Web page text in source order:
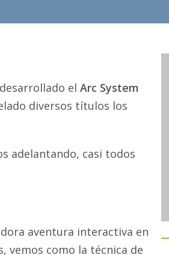
el Arc System
diversos títulos los
adelantando, casi todos
aventura interactiva en
vemos como la técnica de